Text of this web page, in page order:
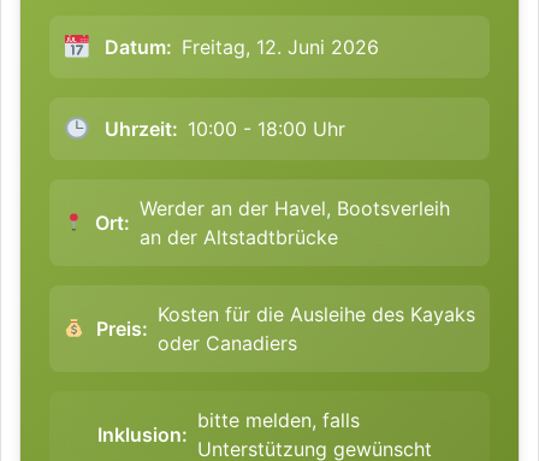
Datum: Freitag, 12. Juni 2026
Uhrzeit: 10:00 - 18:00 Uhr
Ort:
Werder an der Havel, Bootsverleih
an der Altstadtbrücke
Preis:
Kosten für die Ausleihe des Kayaks
oder Canadiers
Inklusion:
bitte melden, falls
Unterstützung gewünscht